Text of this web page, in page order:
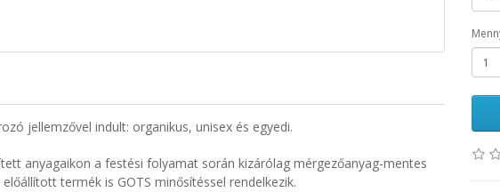
jellemzővel indult: organikus, unisex és egyedi.
anyagaikon a festési folyamat során kizárólag mérgezőanyag-mentes
termék is GOTS minősítéssel rendelkezik.